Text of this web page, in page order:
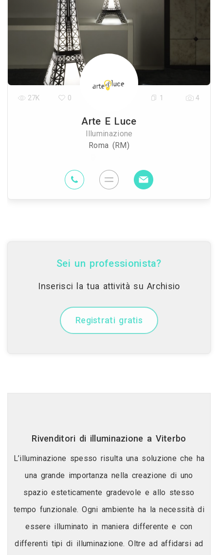
Arte E Luce
Illuminazione
Roma (RM)
27K 0 1 4
Sei un professionista?
Inserisci la tua attività su Archisio
Registrati gratis
Rivenditori di illuminazione a Viterbo
L’illuminazione spesso risulta una soluzione che ha
una grande importanza nella creazione di uno
spazio esteticamente gradevole e allo stesso
tempo funzionale. Ogni ambiente ha la necessità di
essere illuminato in maniera differente e con
differenti tipi di illuminazione. Oltre ad affidarsi ad